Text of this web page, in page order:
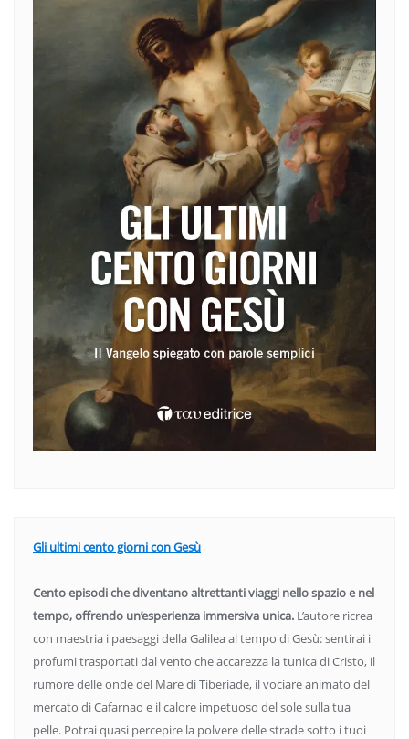
Gli ultimi cento giorni con Gesù
Cento episodi che diventano altrettanti viaggi nello spazio e nel
tempo, offrendo un’esperienza immersiva unica. L’autore ricrea
con maestria i paesaggi della Galilea al tempo di Gesù: sentirai i
profumi trasportati dal vento che accarezza la tunica di Cristo, il
rumore delle onde del Mare di Tiberiade, il vociare animato del
mercato di Cafarnao e il calore impetuoso del sole sulla tua
pelle. Potrai quasi percepire la polvere delle strade sotto i tuoi